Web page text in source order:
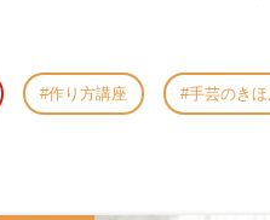
作り方講座 手芸のきほ